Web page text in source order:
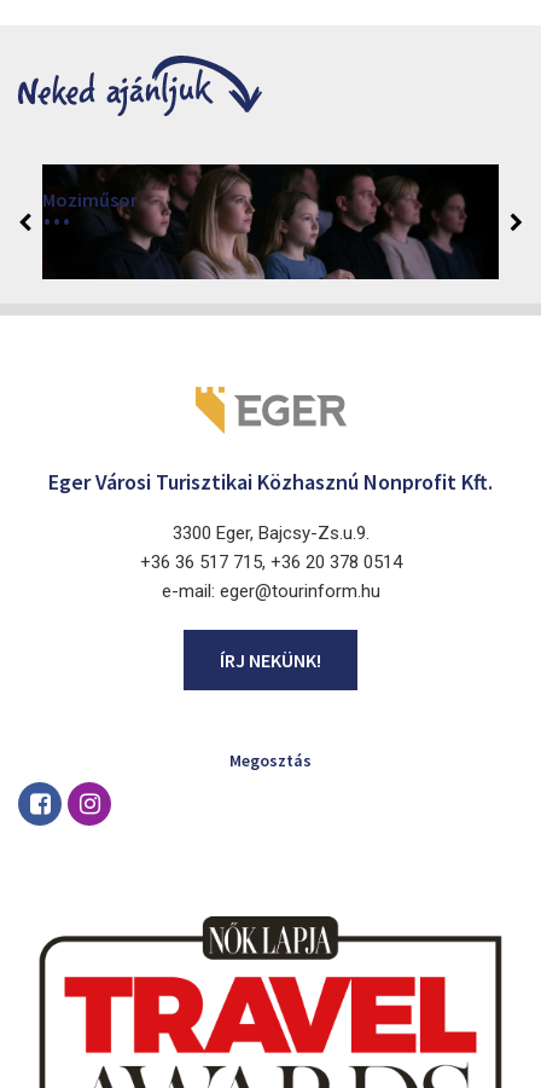
Moziműsor
Cinema Agria, Eger 3300, Törvényház utca 4.
Eger Városi Turisztikai Közhasznú Nonprofit Kft.
3300 Eger, Bajcsy-Zs.u.9.
+36 36 517 715, +36 20 378 0514
e-mail: eger@tourinform.hu
ÍRJ NEKÜNK!
Megosztás